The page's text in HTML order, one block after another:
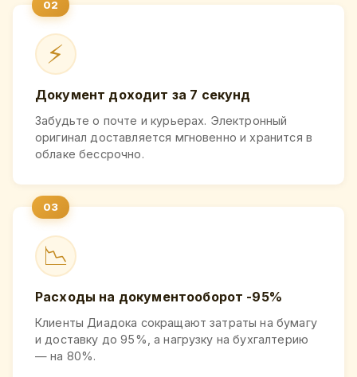
⚡
Документ доходит за 7 секунд
Забудьте о почте и курьерах. Электронный
оригинал доставляется мгновенно и хранится в
облаке бессрочно.
📉
Расходы на документооборот -95%
Клиенты Диадока сокращают затраты на бумагу
и доставку до 95%, а нагрузку на бухгалтерию
— на 80%.